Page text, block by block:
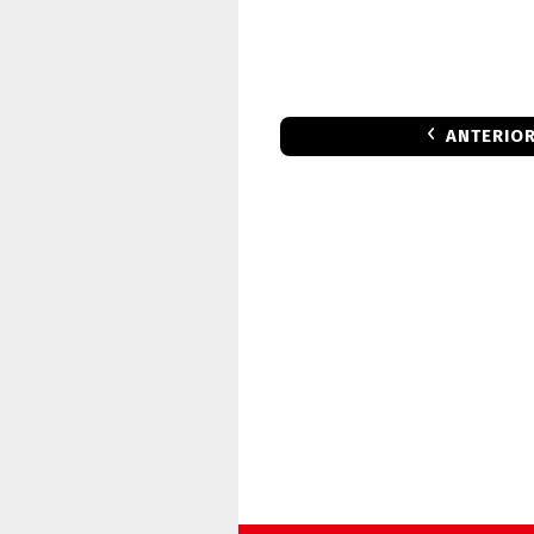
ANTERIOR